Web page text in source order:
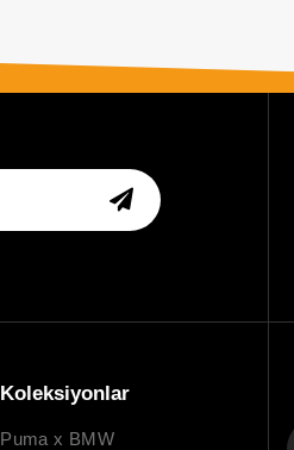
Koleksiyonlar
Puma x BMW